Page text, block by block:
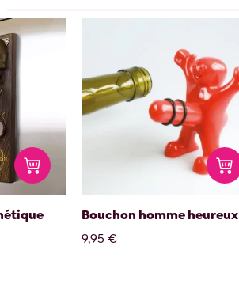
Bouchon homme heureux
9,95 €